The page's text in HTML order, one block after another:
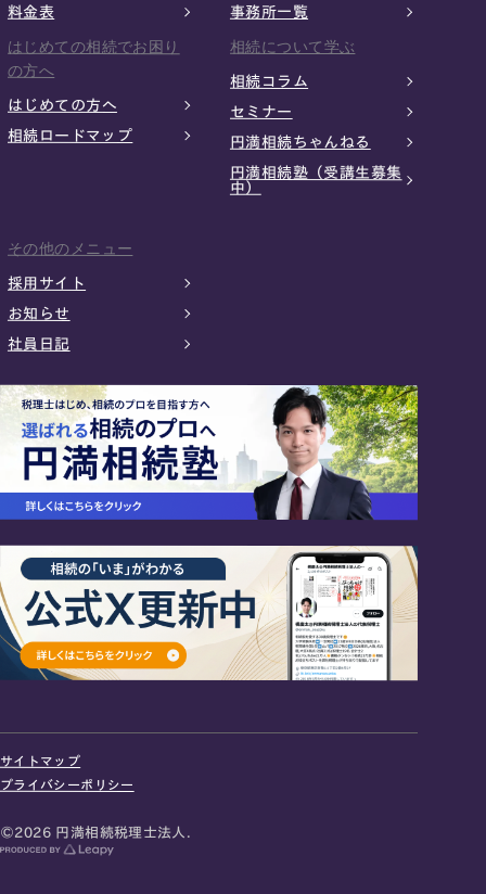
お急ぎの方は電話で面談予約
料金表
事務所一覧
はじめての相続でお困り
の方へ
はじめての方へ
相続ロードマップ
相続について学ぶ
相続コラム
セミナー
円満相続ちゃんねる
円満相続塾（受講生募集
中）
その他のメニュー
採用サイト
お知らせ
社員日記
サイトマップ
プライバシーポリシー
©2026 円満相続税理士法人.